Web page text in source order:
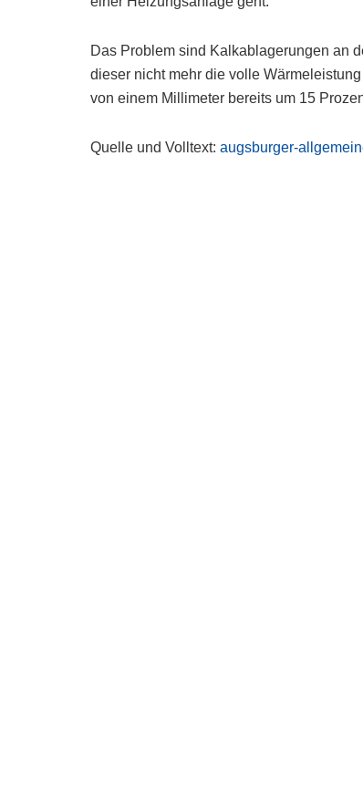
Das Problem sind Kalkablagerungen an
dieser nicht mehr die volle
von einem Millimeter bereits um 15
Quelle und Volltext:augsburger-